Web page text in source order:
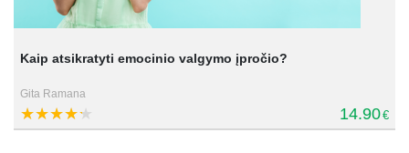
Kaip atsikratyti emocinio valgymo įpročio?
Gita Ramana
14.90€